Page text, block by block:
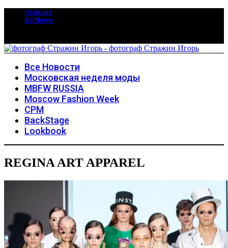
главная
All News
Все Новости
Московская неделя моды
MBFW RUSSIA
Moscow Fashion Week
CPM
BackStage
Lookbook
REGINA ART APPAREL